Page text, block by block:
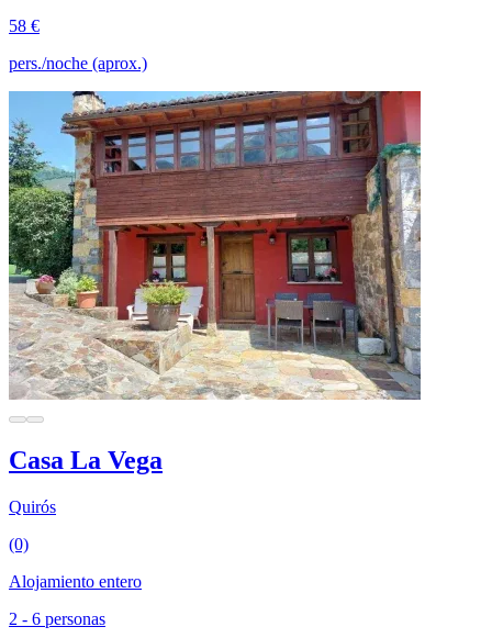
58 €
pers./noche (aprox.)
Casa La Vega
Quirós
(0)
Alojamiento entero
2 - 6 personas